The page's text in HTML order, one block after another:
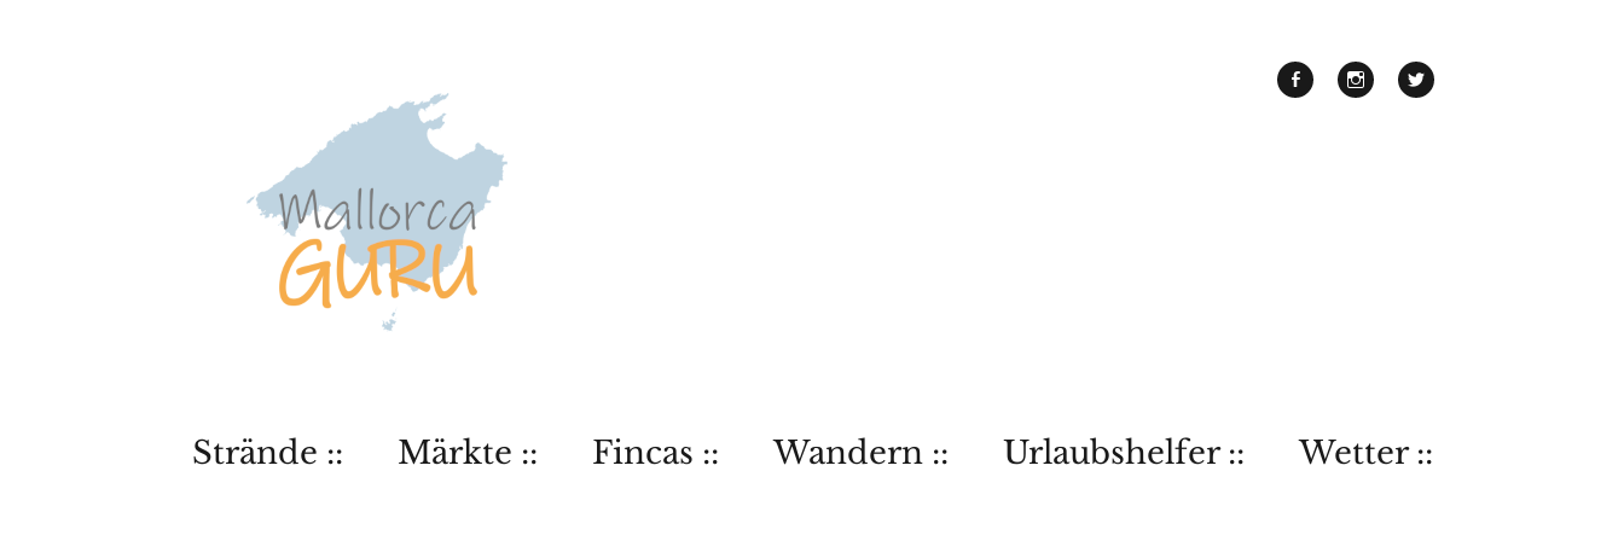
Strände :: Märkte :: Fincas :: Wandern :: Urlaubshelfer :: Wetter ::